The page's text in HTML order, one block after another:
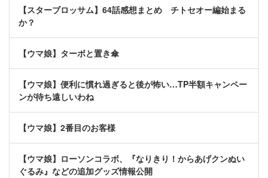
【スターブロッサム】64話感想まとめ チトセオー編始まる
か？
【ウマ娘】ターボと置き傘
【ウマ娘】便利に慣れ過ぎると後が怖い…TP半額キャンペー
ンが待ち遠しいわね
【ウマ娘】2番目のお客様
【ウマ娘】ローソンコラボ、『なりきり！からあげクンぬい
ぐるみ』などの追加グッズ情報公開